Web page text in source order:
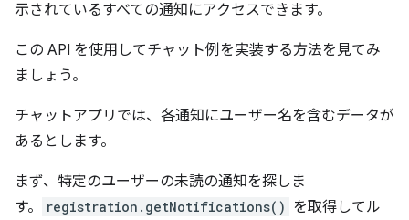
示されているすべての通知にアクセスできます。
この API を使用してチャット例を実装する方法を見てみ
ましょう。
チャットアプリでは、各通知にユーザー名を含むデータが
あるとします。
まず、特定のユーザーの未読の通知を探しま
す。
registration.getNotifications() を取得してル